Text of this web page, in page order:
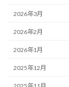
2026年3月
2026年2月
2026年1月
2025年12月